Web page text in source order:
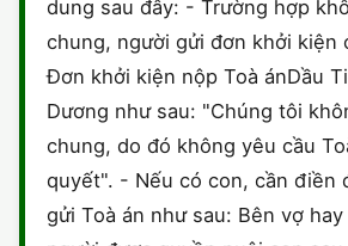
dung sau đây: - Trường hợp
chung, người gửi đơn khởi kiện
Đơn khởi kiện nộp Toà ánDầu
Dương như sau: "Chúng tôi
chung, do đó không yêu cầu
quyết". - Nếu có con, cần điền
gửi Toà án như sau: Bên vợ